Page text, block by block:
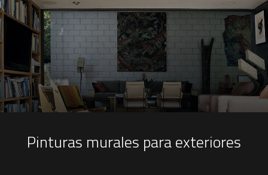
Pinturas murales para exteriores